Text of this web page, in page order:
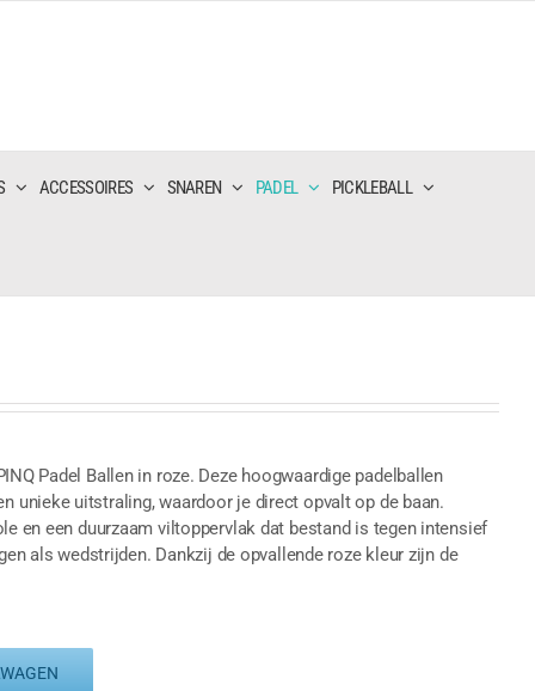
ACCESSOIRES SNAREN PADEL PICKLEBALL
Padel Ballen in roze. Deze hoogwaardige padelballen
unieke uitstraling, waardoor je direct opvalt op de baan.
en een duurzaam viltoppervlak dat bestand is tegen intensief
als wedstrijden. Dankzij de opvallende roze kleur zijn de